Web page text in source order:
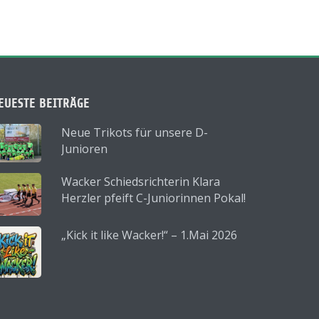
BEITRÄGE
Neue Trikots für unsere D-
Junioren
Wacker Schiedsrichterin Klara
Herzler pfeift C-Juniorinnen Pokal!
„Kick it like Wacker!“ – 1.Mai 2026